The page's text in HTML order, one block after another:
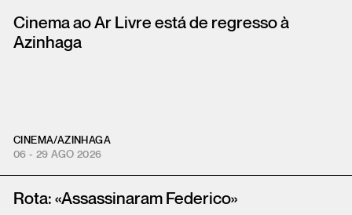
Cinema ao Ar Livre está de regresso à
Azinhaga
CINEMA/AZINHAGA
06 - 29 AGO 2026
Rota: «Assassinaram Federico»